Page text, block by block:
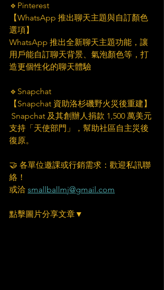
🔹Pinterest
【WhatsApp 推出聊天主題與自訂顏色
選項】
WhatsApp 推出全新聊天主題功能，讓
用戶能自訂聊天背景、氣泡顏色等，打
造更個性化的聊天體驗
🔹Snapchat
【Snapchat 資助洛杉磯野火災後重建】
支持「天使部門」，幫助社區自主災後
復原。
🤝 各單位邀課或行銷需求：歡迎私訊聯
絡！
或洽 smallballmj@gmail.com
點擊圖片分享文章▼